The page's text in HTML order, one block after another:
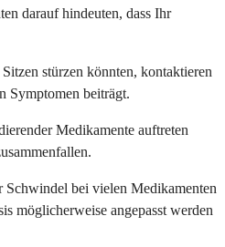
darauf hindeuten, dass Ihr
stürzen könnten, kontaktieren
Symptomen beiträgt.
Medikamente auftreten
Schwindel bei vielen Medikamenten
möglicherweise angepasst werden